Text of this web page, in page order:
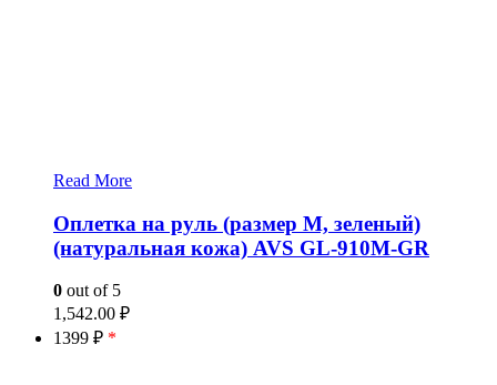
Read More
Оплетка на руль (размер M, зеленый)
(натуральная кожа) AVS GL-910M-GR
0 out of 5
1,542.00 ₽
1399 ₽ *